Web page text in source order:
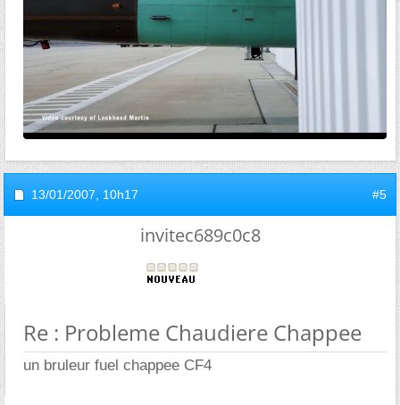
13/01/2007, 10h17 #5
invitec689c0c8
Re : Probleme Chaudiere Chappee
un bruleur fuel chappee CF4